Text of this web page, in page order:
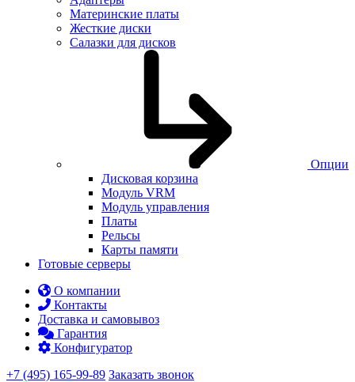
Материнские платы
Жесткие диски
Салазки для дисков
Опции
Дисковая корзина
Модуль VRM
Модуль управления
Платы
Рельсы
Карты памяти
Готовые серверы
О компании
Контакты
Доставка и самовывоз
Гарантия
Конфигуратор
+7 (495) 165-99-89 Заказать звонок